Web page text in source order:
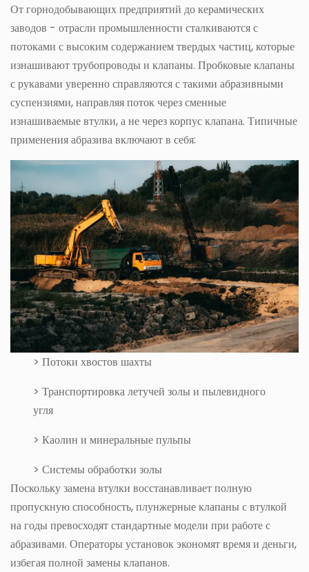
От горнодобывающих предприятий до керамических
заводов - отрасли промышленности сталкиваются с
потоками с высоким содержанием твердых частиц, которые
изнашивают трубопроводы и клапаны. Пробковые клапаны
с рукавами уверенно справляются с такими абразивными
суспензиями, направляя поток через сменные
изнашиваемые втулки, а не через корпус клапана. Типичные
применения абразива включают в себя:
> Потоки хвостов шахты
> Транспортировка летучей золы и пылевидного
угля
> Каолин и минеральные пульпы
> Системы обработки золы
Поскольку замена втулки восстанавливает полную
пропускную способность, плунжерные клапаны с втулкой
на годы превосходят стандартные модели при работе с
абразивами. Операторы установок экономят время и деньги,
избегая полной замены клапанов.